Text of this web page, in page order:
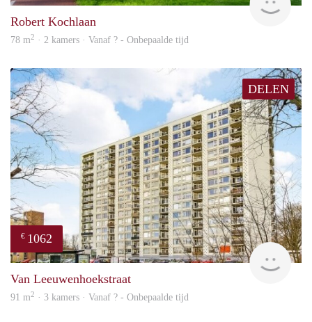
Robert Kochlaan
78 m2 · 2 kamers · Vanaf ? - Onbepaalde tijd
DELEN
€ 1062
Van Leeuwenhoekstraat
91 m2 · 3 kamers · Vanaf ? - Onbepaalde tijd